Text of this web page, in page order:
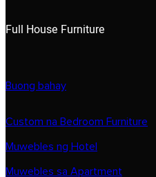
Full House Furniture
Buong bahay
Custom na Bedroom Furniture
Muwebles ng Hotel
Muwebles sa Apartment